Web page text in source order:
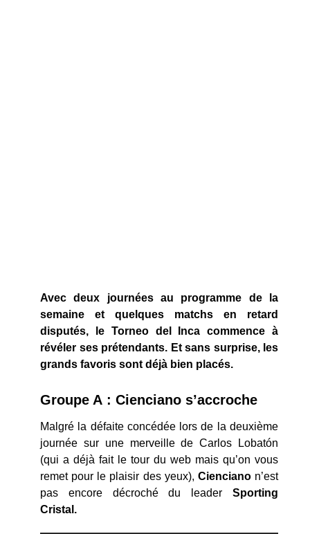
Avec deux journées au programme de la
semaine et quelques matchs en retard
disputés, le Torneo del Inca commence à
révéler ses prétendants. Et sans surprise, les
grands favoris sont déjà bien placés.
Groupe A : Cienciano s’accroche
Malgré la défaite concédée lors de la deuxième
journée sur une merveille de Carlos Lobatón
(qui a déjà fait le tour du web mais qu’on vous
remet pour le plaisir des yeux), Ciencianon’est
pas encore décroché du leader Sporting
Cristal.